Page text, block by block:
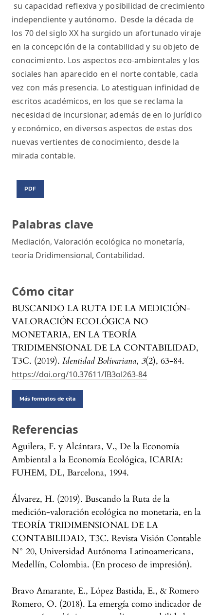
Palabras clave
Mediación, Valoración ecológica no monetaría,
teoría Dridimensional, Contabilidad.
Cómo citar
BUSCANDO LA RUTA DE LA MEDICIÓN-
VALORACIÓN ECOLÓGICA NO
MONETARIA, EN LA TEORÍA
TRIDIMENSIONAL DE LA CONTABILIDAD,
T3C. (2019). Identidad Bolivariana, 3(2), 63-84.
https://doi.org/10.37611/IB3ol263-84
Más formatos de cita
su capacidad reflexiva y posibilidad de crecimiento
independiente y autónomo. Desde la década de
los 70 del siglo XX ha surgido un afortunado viraje
en la concepción de la contabilidad y su objeto de
conocimiento. Los aspectos eco-ambientales y los
sociales han aparecido en el norte contable, cada
vez con más presencia. Lo atestiguan infinidad de
escritos académicos, en los que se reclama la
necesidad de incursionar, además de en lo jurídico
y económico, en diversos aspectos de estas dos
nuevas vertientes de conocimiento, desde la
mirada contable.
PDF
Referencias
Aguilera, F. y Alcántara, V., De la Economía
Ambiental a la Economía Ecológica, ICARIA:
FUHEM, DL, Barcelona, 1994.
Álvarez, H. (2019). Buscando la Ruta de la
medición-valoración ecológica no monetaria, en la
TEORÍA TRIDIMENSIONAL DE LA
CONTABILIDAD, T3C. Revista Visión Contable
N° 20, Universidad Autónoma Latinoamericana,
Medellín, Colombia. (En proceso de impresión).
Bravo Amarante, E., López Bastida, E., & Romero
Romero, O. (2018). La emergía como indicador de